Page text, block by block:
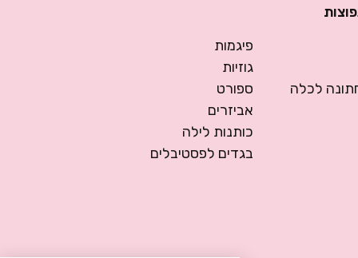
לכלה
פיגמות
גוזיות
ספורט
אביזרים
כותנות לילה
בגדים לפסטיבלים